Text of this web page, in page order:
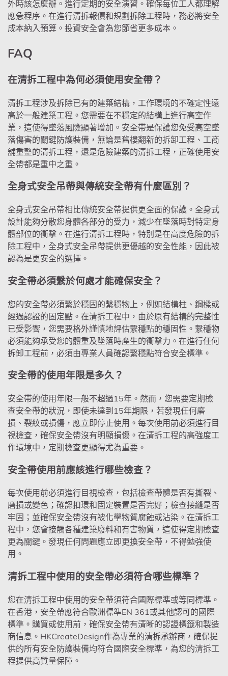
外時該怎麼辦。進行定期的安全演習。確保每位工人都理解
應急程序。在進行清拆報價和規劃拆除工程時，務必將安全
成本納入預算。投資安全會為您節省更多成本。
FAQ
在清拆工程中為何必須使用安全帶？
清拆工程涉及拆除已有的建築結構，工作環境的不確定性遠
高於一般建築工程。您需要在不穩定的結構上進行高空作
業，這使得墜落風險顯著增加。安全帶是保護您免受高空墜
落傷害的關鍵防護裝備，無論是舊樓翻新的拆卸工程、工商
舖重整的清拆工程，還是危險建築的清拆工程，正確使用安
全帶都是重中之重。
全身式安全吊帶與傳統安全帶有什麼區別？
全身式安全吊帶相比傳統安全帶提供更全面的保護。全身式
設計能夠分散您身體各部分的受力，減少在墜落時對特定身
體部位的衝擊。在進行清拆工程時，特別是在高度危險的拆
除工程中，全身式安全吊帶提供更優越的安全性能，因此被
認為是更安全的選擇。
安全帶必須繫於何處才能確保安全？
您的安全帶必須繫於穩固的繫穩物上，例如結構柱、鋼樑或
經過認證的固定點。在清拆工程中，由於原有結構的完整性
已受影響，您需要格外謹慎地評估繫穩點的穩固性。繫穩物
必須能夠承受您的體重及墜落時產生的衝擊力。在進行任何
拆卸工程前，必須由專業人員確認繫穩點符合安全標準。
安全帶的使用年限是多久？
安全帶的使用年限一般不超過15年。然而，您需要定期檢
查安全帶的狀況，即使未達到15年期限，若發現任何磨
損、裂紋或損傷，應立即停止使用。每次使用前必須進行目
視檢查，確保安全帶沒有明顯損傷。在清拆工程的高強度工
作環境中，定期檢查更顯得尤為重要。
安全帶使用前應該進行哪些檢查？
每次使用前必須進行目視檢查，包括檢查帶體是否有撕裂、
磨損或變色；確認扣環和固定裝置是否完好；檢查接縫是否
牢固；並確保安全帶沒有被化學物質腐蝕或沾染。在清拆工
程中，您會接觸各種建築廢料和有害物質，這使得定期檢查
更為關鍵。發現任何問題應立即更換安全帶，不得勉強使
用。
清拆工程中使用的安全帶必須符合哪些標準？
您在清拆工程中使用的安全帶須符合國際標準或等同標準。
在香港，安全帶應符合歐洲標準EN 361或其他認可的國際
標準。購買或使用前，確保安全帶有清晰的認證標籤和製造
商信息。HKCreateDesign作為專業的清拆承辦商，確保提
供的所有安全防護裝備均符合國際安全標準，為您的清拆工
程提供高質量保障。